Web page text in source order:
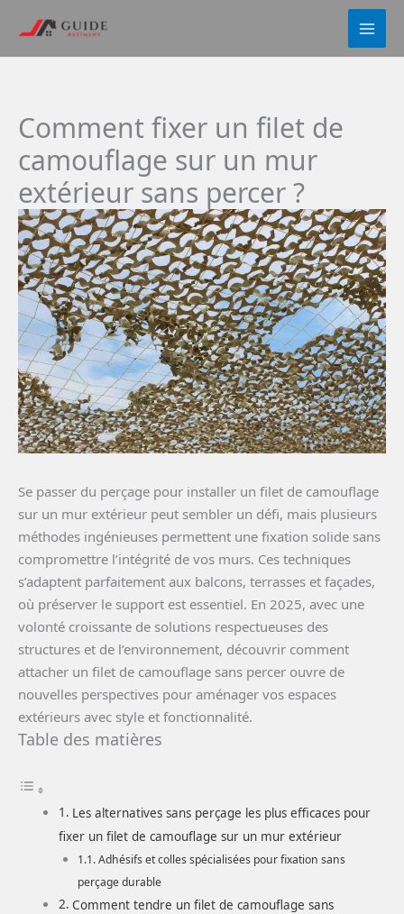
contenu
Comment fixer un filet de
camouflage sur un mur
extérieur sans percer ?
Se passer du perçage pour installer un filet de camouflage
sur un mur extérieur peut sembler un défi, mais plusieurs
méthodes ingénieuses permettent une fixation solide sans
compromettre l’intégrité de vos murs. Ces techniques
s’adaptent parfaitement aux balcons, terrasses et façades,
où préserver le support est essentiel. En 2025, avec une
volonté croissante de solutions respectueuses des
structures et de l’environnement, découvrir comment
attacher un filet de camouflage sans percer ouvre de
nouvelles perspectives pour aménager vos espaces
extérieurs avec style et fonctionnalité.
Table des matières
Les alternatives sans perçage les plus efficaces pour
fixer un filet de camouflage sur un mur extérieur
Adhésifs et colles spécialisées pour fixation sans
perçage durable
Comment tendre un filet de camouflage sans